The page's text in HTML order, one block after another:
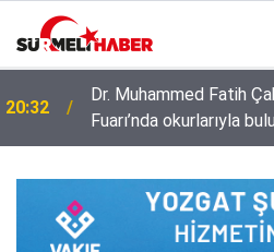
14:52
Diyanet İşleri
milyonları sevindirdi